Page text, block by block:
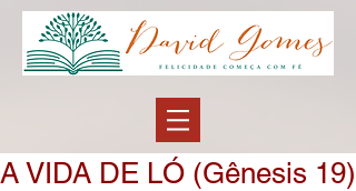
A VIDA DE LÓ (Gênesis 19)